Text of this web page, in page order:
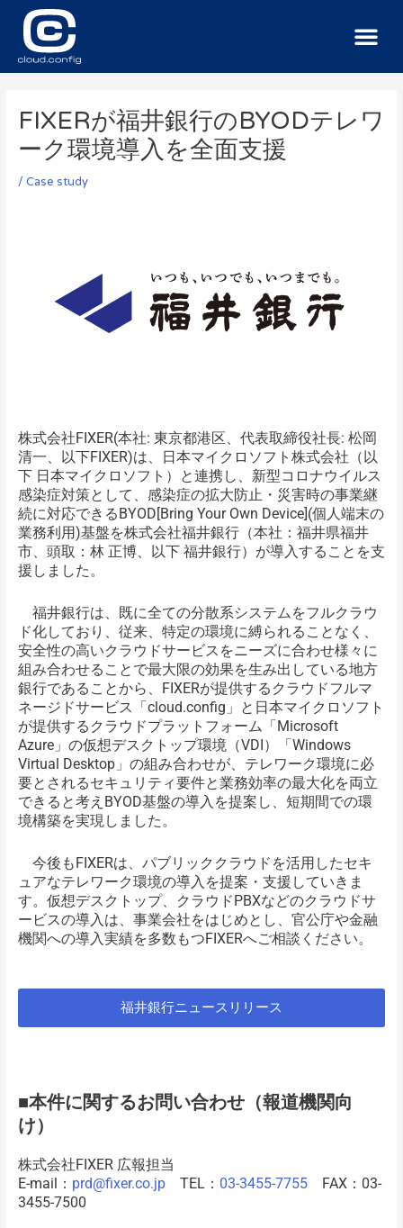
FIXERが福井銀行のBYODテレワ
ーク環境導入を全面支援
/ Case study
株式会社FIXER(本社: 東京都港区、代表取締役社長: 松岡
清一、以下FIXER)は、日本マイクロソフト株式会社（以
下 日本マイクロソフト）と連携し、新型コロナウイルス
感染症対策として、感染症の拡大防止・災害時の事業継
続に対応できるBYOD[Bring Your Own Device](個人端末の
業務利用)基盤を株式会社福井銀行（本社：福井県福井
市、頭取：林 正博、以下 福井銀行）が導入することを支
援しました。
福井銀行は、既に全ての分散系システムをフルクラウ
ド化しており、従来、特定の環境に縛られることなく、
安全性の高いクラウドサービスをニーズに合わせ様々に
組み合わせることで最大限の効果を生み出している地方
銀行であることから、FIXERが提供するクラウドフルマ
ネージドサービス「cloud.config」と日本マイクロソフト
が提供するクラウドプラットフォーム「Microsoft
Azure」の仮想デスクトップ環境（VDI）「Windows
Virtual Desktop」の組み合わせが、テレワーク環境に必
要とされるセキュリティ要件と業務効率の最大化を両立
できると考えBYOD基盤の導入を提案し、短期間での環
境構築を実現しました。
今後もFIXERは、パブリッククラウドを活用したセキ
ュアなテレワーク環境の導入を提案・支援していきま
す。仮想デスクトップ、クラウドPBXなどのクラウドサ
ービスの導入は、事業会社をはじめとし、官公庁や金融
機関への導入実績を多数もつFIXERへご相談ください。
福井銀行ニュースリリース
■本件に関するお問い合わせ（報道機関向
け）
株式会社FIXER 広報担当
E-mail： prd@fixer.co.jpTEL： 03-3455-7755FAX：03-
3455-7500